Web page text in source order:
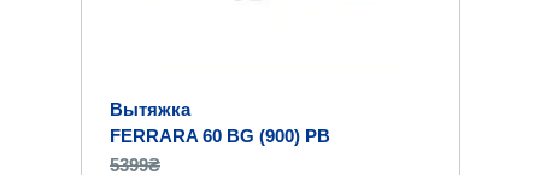
Вытяжка
FERRARA 60 BG (900) PB
5399₴